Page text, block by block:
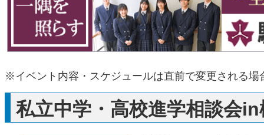
※イベント内容・スケジュールは直前で変更される
私立中学・高校進学相談会